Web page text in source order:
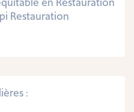
Restauration
: